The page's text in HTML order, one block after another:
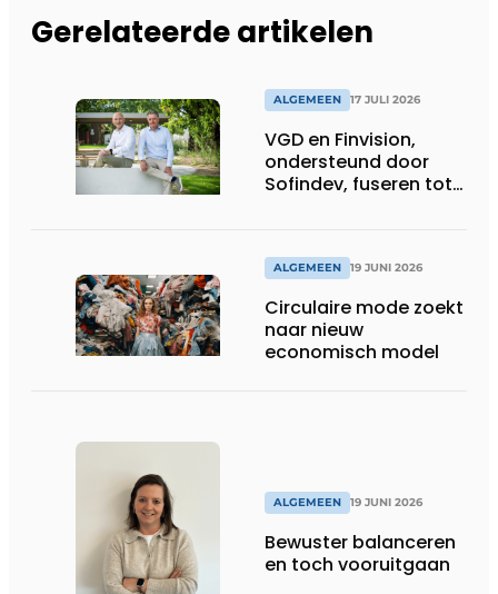
Gerelateerde artikelen
ALGEMEEN 17 JULI 2026
VGD en Finvision,
ondersteund door
Sofindev, fuseren tot
en advieskantoor
ALGEMEEN 19 JUNI 2026
Circulaire mode zoekt
naar nieuw
economisch model
ALGEMEEN 19 JUNI 2026
Bewuster balanceren
en toch vooruitgaan